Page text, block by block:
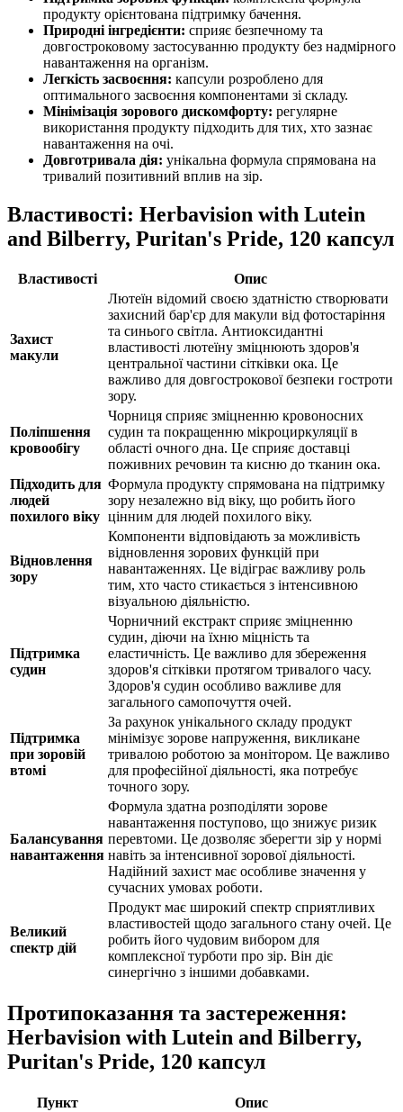
продукту орієнтована підтримку бачення.
Природні інгредієнти: сприяє безпечному та
довгостроковому застосуванню продукту без надмірного
навантаження на організм.
Легкість засвоєння: капсули розроблено для
оптимального засвоєння компонентами зі складу.
Мінімізація зорового дискомфорту: регулярне
використання продукту підходить для тих, хто зазнає
навантаження на очі.
Довготривала дія: унікальна формула спрямована на
тривалий позитивний вплив на зір.
Властивості: Herbavision with Lutein
and Bilberry, Puritan's Pride, 120 капсул
Властивості Опис
Захист
макули
Лютеїн відомий своєю здатністю створювати
захисний бар'єр для макули від фотостаріння
та синього світла. Антиоксидантні
властивості лютеїну зміцнюють здоров'я
центральної частини сітківки ока. Це
важливо для довгострокової безпеки гостроти
зору.
Поліпшення
кровообігу
Чорниця сприяє зміцненню кровоносних
судин та покращенню мікроциркуляції в
області очного дна. Це сприяє доставці
поживних речовин та кисню до тканин ока.
Підходить для
людей
похилого віку
Формула продукту спрямована на підтримку
зору незалежно від віку, що робить його
цінним для людей похилого віку.
Відновлення
зору
Компоненти відповідають за можливість
відновлення зорових функцій при
навантаженнях. Це відіграє важливу роль
тим, хто часто стикається з інтенсивною
візуальною діяльністю.
Підтримка
судин
Чорничний екстракт сприяє зміцненню
судин, діючи на їхню міцність та
еластичність. Це важливо для збереження
здоров'я сітківки протягом тривалого часу.
Здоров'я судин особливо важливе для
загального самопочуття очей.
Підтримка
при зоровій
втомі
За рахунок унікального складу продукт
мінімізує зорове напруження, викликане
тривалою роботою за монітором. Це важливо
для професійної діяльності, яка потребує
точного зору.
Балансування
навантаження
Формула здатна розподіляти зорове
навантаження поступово, що знижує ризик
перевтоми. Це дозволяє зберегти зір у нормі
навіть за інтенсивної зорової діяльності.
Надійний захист має особливе значення у
сучасних умовах роботи.
Великий
спектр дій
Продукт має широкий спектр сприятливих
властивостей щодо загального стану очей. Це
робить його чудовим вибором для
комплексної турботи про зір. Він діє
синергічно з іншими добавками.
Протипоказання та застереження:
Herbavision with Lutein and Bilberry,
Puritan's Pride, 120 капсул
Пункт Опис